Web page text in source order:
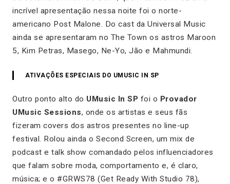
incrível apresentação nessa noite foi o norte-
americano Post Malone. Do cast da Universal Music
ainda se apresentaram no The Town os astros Maroon
5, Kim Petras, Masego, Ne-Yo, Jão e Mahmundi.
ATIVAÇÕES ESPECIAIS DO UMUSIC IN SP
Outro ponto alto do UMusic In SP foi o Provador
UMusic Sessions, onde os artistas e seus fãs
fizeram covers dos astros presentes no line-up
festival. Rolou ainda o Second Screen, um mix de
podcast e talk show comandado pelos influenciadores
que falam sobre moda, comportamento e, é claro,
música; e o #GRWS78 (Get Ready With Studio 78),